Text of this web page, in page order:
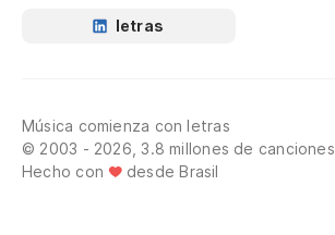
letras
Música comienza con letras
© 2003 - 2026, 3.8 millones de canciones
Hecho con
desde Brasil